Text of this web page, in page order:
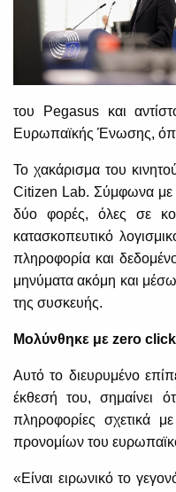
του Pegasus και
Ευρωπαϊκής Ένωσης,
Το χακάρισμα του
Citizen Lab. Σύμφωνα με
δύο φορές, όλες σε
κατασκοπευτικό
πληροφορία και
μηνύματα ακόμη και
της συσκευής.
Μολύνθηκε με zero click
Αυτό το διευρυμένο
έκθεσή του, σημαίνει
πληροφορίες σχετικά
προνομίων του
«Είναι ειρωνικό το